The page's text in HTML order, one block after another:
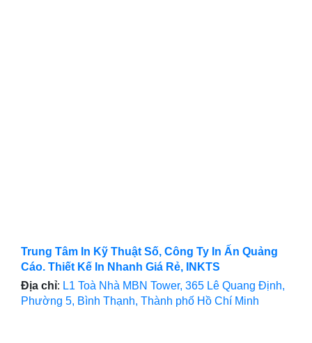
Trung Tâm In Kỹ Thuật Số, Công Ty In Ấn Quảng
Cáo. Thiết Kế In Nhanh Giá Rẻ, INKTS
Địa chỉ: L1 Toà Nhà MBN Tower, 365 Lê Quang Định,
Phường 5, Bình Thạnh, Thành phố Hồ Chí Minh